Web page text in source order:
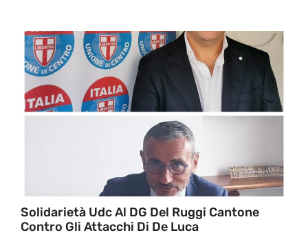
Solidarietà Udc Al DG Del Ruggi Cantone
Contro Gli Attacchi Di De Luca